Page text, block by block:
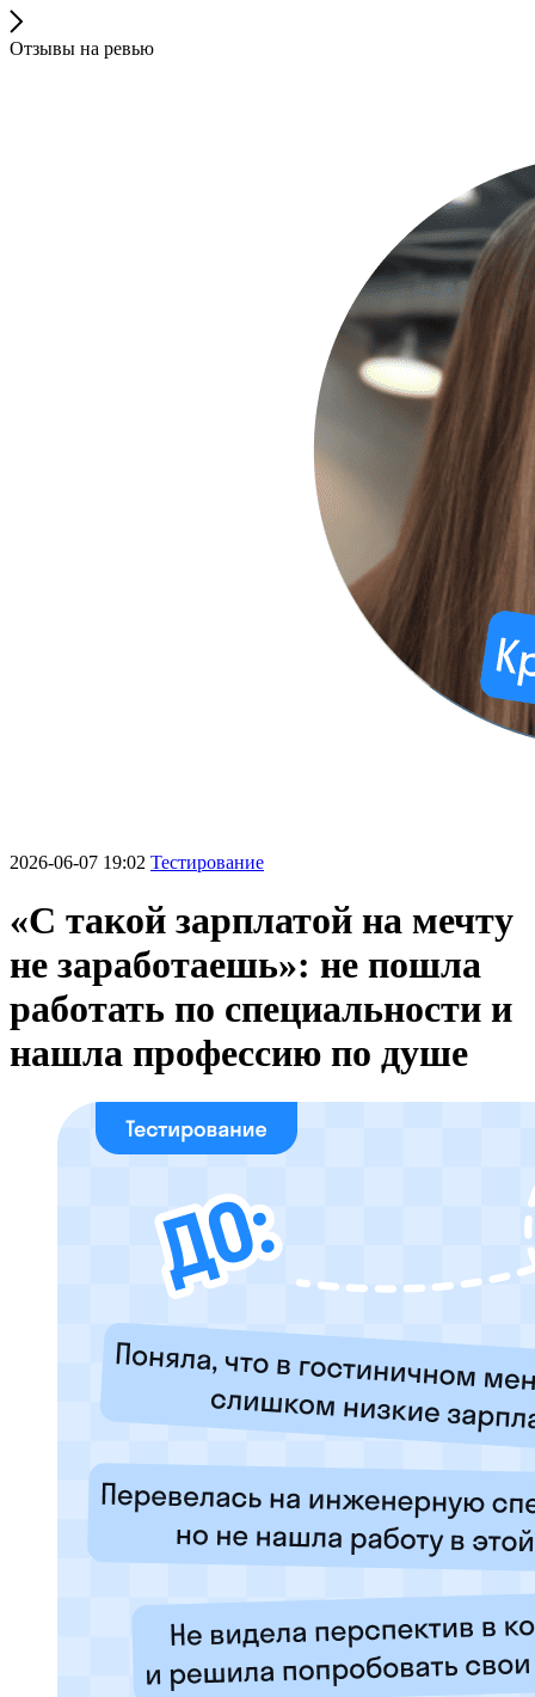
Отзывы на ревью
2026-06-07 19:02 Тестирование
«С такой зарплатой на мечту
не заработаешь»: не пошла
работать по специальности и
нашла профессию по душе